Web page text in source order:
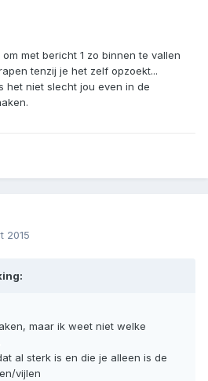
met bericht 1 zo binnen te vallen
tenzij je het zelf opzoekt...
het niet slecht jou even in de
2015
maar ik weet niet welke
al sterk is en die je alleen is de
vijlen